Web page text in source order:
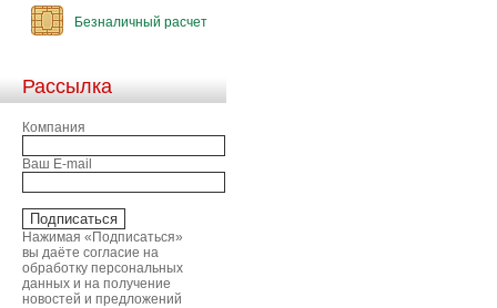
Безналичный расчет
Рассылка
Компания
Ваш E-mail
Нажимая «Подписаться»
вы даёте согласие на
обработку персональных
данных и на получение
новостей и предложений